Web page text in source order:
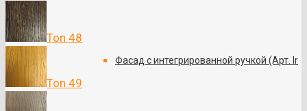
Фасад с интегрированной ручкой (Арт. Ir
Ton 48
Ton 49